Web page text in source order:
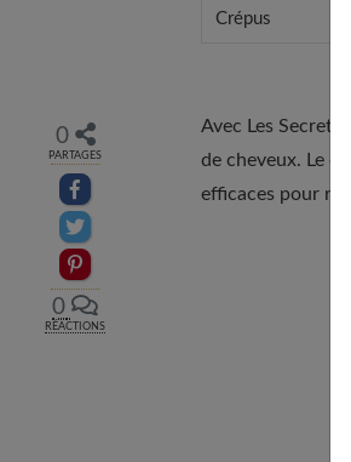
0
PARTAGES
Partager sur facebook
Partager sur Twitter
Epingler sur Pinterest
0
RÉACTIONS
Crépus
Avec Les
de cheveux. Le
efficaces pour